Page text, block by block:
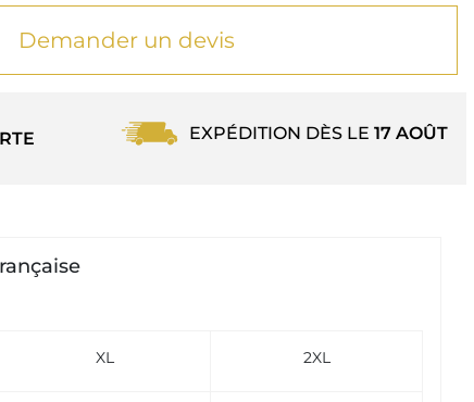
Demander un devis
EXPÉDITION DÈS LE 17 AOÛT
XL 2XL